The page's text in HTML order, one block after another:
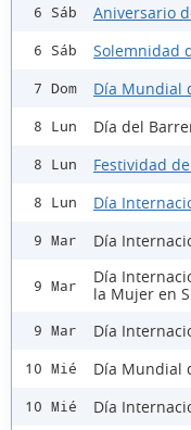
6 Sáb Aniversario
6 Sáb Solemnidad
7 Dom Día Mundial
8 Lun Día del
8 Lun Festividad
8 Lun Día
9 Mar Día
9 Mar
Día
la Mujer en
9 Mar Día
10 Mié Día Mundial
10 Mié Día